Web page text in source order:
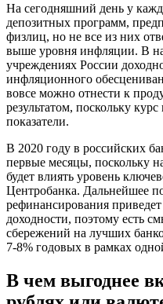
На сегодняшний день у
депозитных программ,
физлиц, но не все из них
выше уровня инфляции. В
учреждениях России
инфляционного
вовсе можно отнести к
результатом, поскольку
показатели.
В 2020 году в российских
первые месяцы, поскольку
будет влиять уровень
Центробанка. Дальнейшее
рефинансирования
доходности, поэтому есть
сбережений на лучших
7-8% годовых в рамках
В чем выгоднее